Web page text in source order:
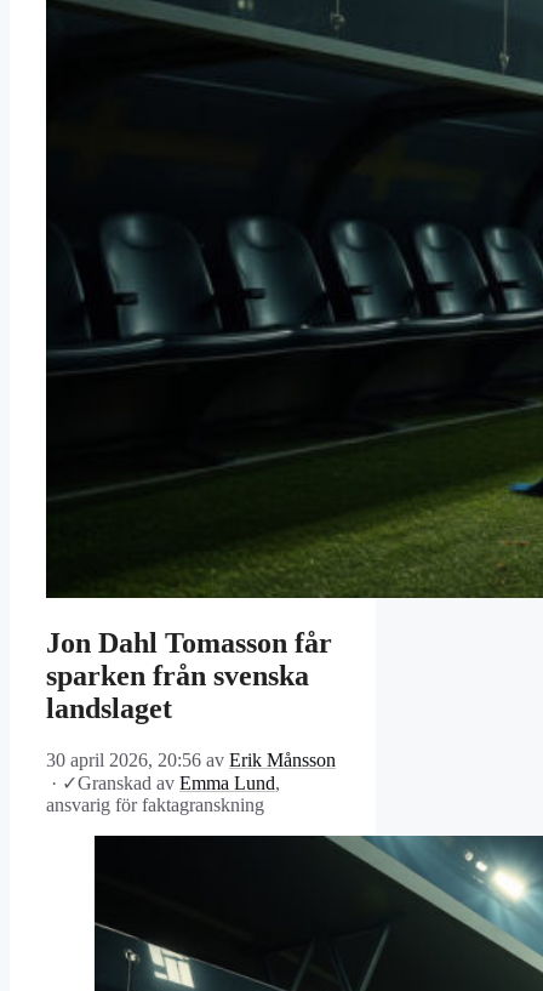
Jon Dahl Tomasson får
sparken från svenska
landslaget
30 april 2026, 20:56 av Erik Månsson
· ✓Granskad av Emma Lund,
ansvarig för faktagranskning